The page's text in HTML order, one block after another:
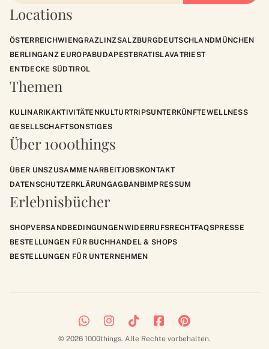
Locations
ÖSTERREICHWIENGRAZLINZSALZBURGDEUTSCHLANDMÜNCHEN
BERLINGANZ EUROPABUDAPESTBRATISLAVATRIEST
ENTDECKE SÜDTIROL
Themen
KULINARIKAKTIVITÄTENKULTURTRIPSUNTERKÜNFTEWELLNESS
GESELLSCHAFTSONSTIGES
Über 1000things
ÜBER UNSZUSAMMENARBEITJOBSKONTAKT
DATENSCHUTZERKLÄRUNGAGBANBIMPRESSUM
Erlebnisbücher
SHOPVERSANDBEDINGUNGENWIDERRUFSRECHTFAQSPRESSE
BESTELLUNGEN FÜR BUCHHANDEL & SHOPS
BESTELLUNGEN FÜR UNTERNEHMEN
© 2026 1000things. Alle Rechte vorbehalten.